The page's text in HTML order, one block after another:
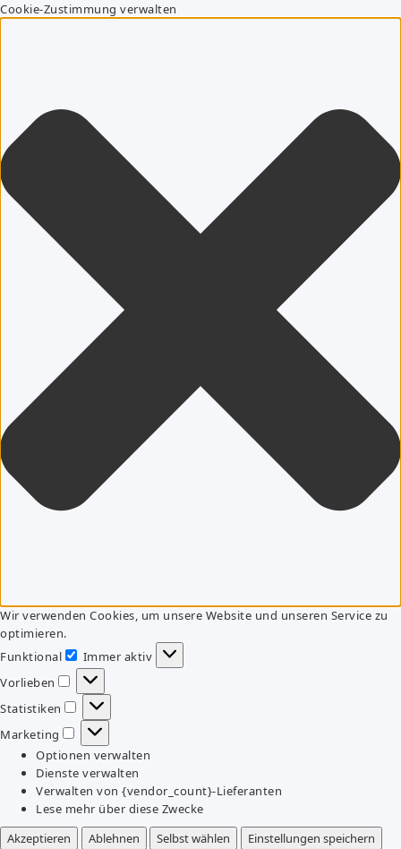
Cookie-Zustimmung verwalten
Wir verwenden Cookies, um unsere Website und unseren Service zu
optimieren.
Funktional
Funktional
Immer aktiv
Vorlieben
Vorlieben
Statistiken
Statistiken
Marketing
Marketing
Optionen verwalten
Dienste verwalten
Verwalten von {vendor_count}-Lieferanten
Lese mehr über diese Zwecke
Akzeptieren
Ablehnen Selbst wählen
Einstellungen speichern